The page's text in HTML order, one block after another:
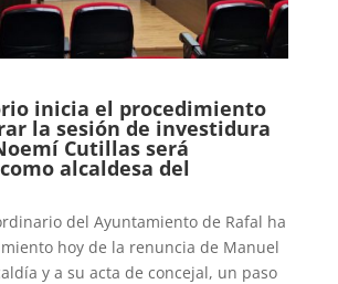
inicia el procedimiento
la sesión de investidura
Cutillas será
alcaldesa del
del Ayuntamiento de Rafal ha
hoy de la renuncia de Manuel
y a su acta de concejal, un paso